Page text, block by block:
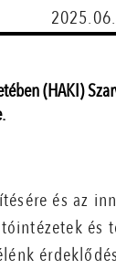
(HAKI)
és az
és